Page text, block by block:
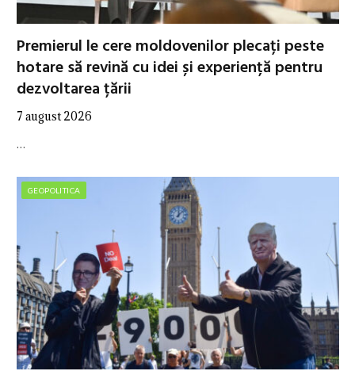
Premierul le cere moldovenilor plecați peste
hotare să revină cu idei și experiență pentru
dezvoltarea țării
7 august 2026
…
GEOPOLITICA